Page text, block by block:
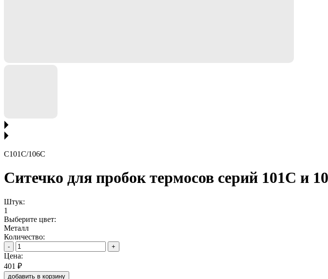
C101C/106C
Ситечко для пробок термосов серий 101С и
Штук:
1
Выберите цвет:
Металл
Количество:
- +
Цена:
401 ₽
добавить в корзину